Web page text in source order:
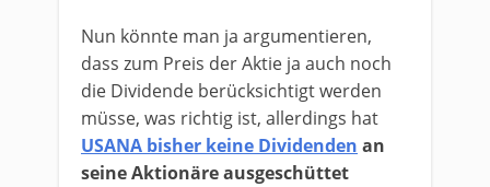
Nun könnte man ja argumentieren,
dass zum Preis der Aktie ja auch noch
die Dividende berücksichtigt werden
müsse, was richtig ist, allerdings hat
USANA bisher keine Dividenden an
seine Aktionäre ausgeschüttet